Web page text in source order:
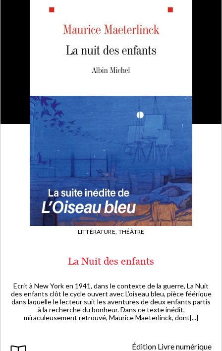
LITTÉRATURE, THÉÂTRE
La Nuit des enfants
Ecrit à New York en 1941, dans le contexte de la guerre, La Nuit
des enfants clôt le cycle ouvert avec L’oiseau bleu, pièce féérique
dans laquelle le lecteur suit les aventures de deux enfants partis
à la recherche du bonheur. Dans ce texte inédit,
miraculeusement retrouvé, Maurice Maeterlinck, dont[...]
Édition Livre numérique